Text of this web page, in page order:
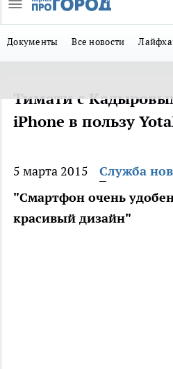
Документы Все новости
Тимати с
iPhone в пользу
5 марта 2015
Служба
"Смартфон очень
красивый дизайн"